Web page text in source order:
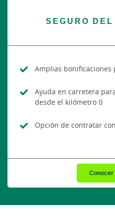
SEGURO
Amplias
Ayuda en carretera
desde el kilómetro 0
Opción de contratar
Conocer